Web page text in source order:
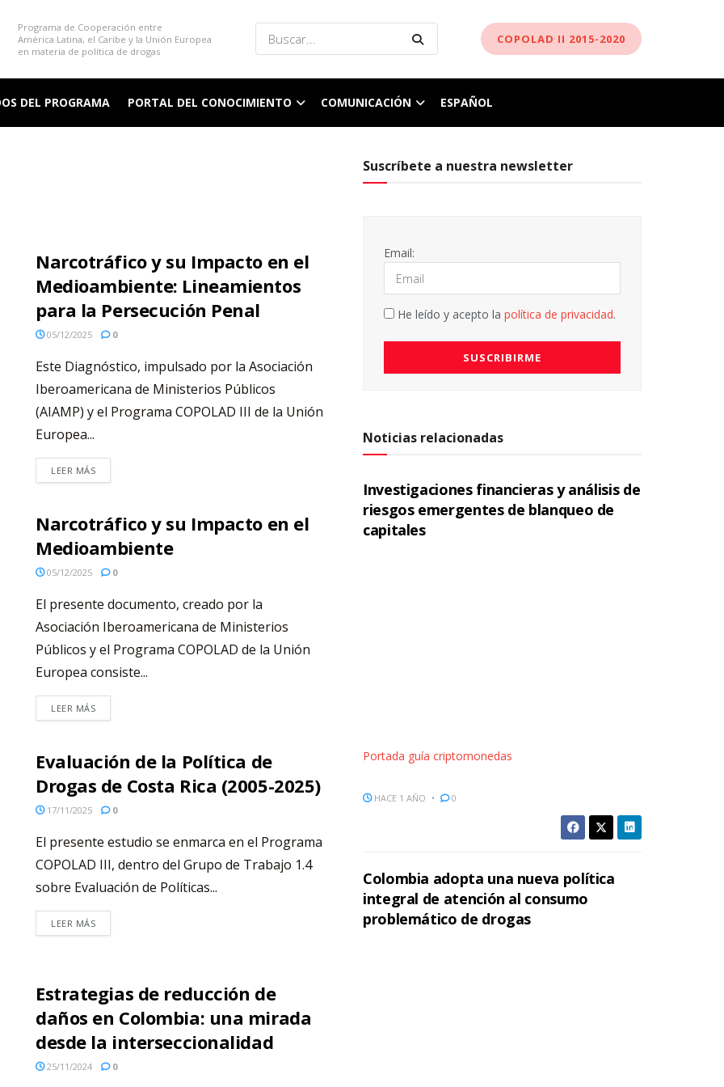
Programa de Cooperación entre
América Latina, el Caribe y la Unión Europea
en materia de política de drogas
COPOLAD II 2015-2020
DEL PROGRAMA PORTAL DEL CONOCIMIENTO COMUNICACIÓN ESPAÑOL
Narcotráfico y su Impacto en el
Medioambiente: Lineamientos
para la Persecución Penal
05/12/2025 0
Este Diagnóstico, impulsado por la Asociación
Iberoamericana de Ministerios Públicos
(AIAMP) y el Programa COPOLAD III de la Unión
Europea...
LEER MÁS
Narcotráfico y su Impacto en el
Medioambiente
05/12/2025 0
El presente documento, creado por la
Asociación Iberoamericana de Ministerios
Públicos y el Programa COPOLAD de la Unión
Europea consiste...
LEER MÁS
Evaluación de la Política de
Drogas de Costa Rica (2005-2025)
17/11/2025 0
El presente estudio se enmarca en el Programa
COPOLAD III, dentro del Grupo de Trabajo 1.4
sobre Evaluación de Políticas...
LEER MÁS
Estrategias de reducción de
daños en Colombia: una mirada
desde la interseccionalidad
25/11/2024 0
Suscríbete a nuestra newsletter
Email:
He leído y acepto la política de privacidad.
Noticias relacionadas
Investigaciones financieras y análisis de
riesgos emergentes de blanqueo de
capitales
Portada guía criptomonedas
HACE 1 AÑO 0
Colombia adopta una nueva política
integral de atención al consumo
problemático de drogas